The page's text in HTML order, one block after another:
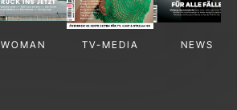
WOMAN TV-MEDIA NEWS